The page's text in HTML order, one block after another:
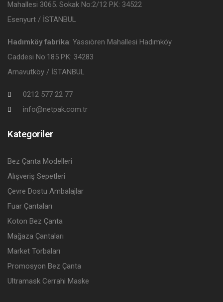
Kategoriler
Bez Çanta Modelleri
Alışveriş Sepetleri
Çevre Dostu Ambalajlar
Fuar Çantaları
Koton Bez Çanta
Mağaza Çantaları
Market Torbaları
Promosyon Bez Çanta
Ultramask Cerrahi Maske
Mahallesi 3065. Sokak No:2/12 P.K: 34522
Esenyurt / İSTANBUL
Hadımköy fabrika: Yassıören Mahallesi Hadımköy
Caddesi No:185 P.K: 34283
Arnavutköy / İSTANBUL
0212 577 22 77
info@netpak.com.tr